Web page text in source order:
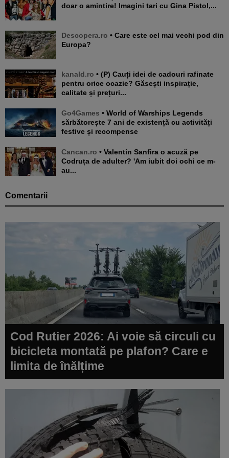
doar o amintire! Imagini tari cu Gina Pistol,...
Descopera.ro • Care este cel mai vechi pod din
Europa?
kanald.ro • (P) Cauți idei de cadouri rafinate
pentru orice ocazie? Găsești inspirație,
calitate și prețuri...
Go4Games • World of Warships Legends
sărbătorește 7 ani de existență cu activități
festive și recompense
Cancan.ro • Valentin Sanfira o acuză pe
Codruța de adulter? 'Am iubit doi ochi ce m-
au...
Comentarii
Cod Rutier 2026: Ai voie să circuli cu
bicicleta montată pe plafon? Care e
limita de înălțime